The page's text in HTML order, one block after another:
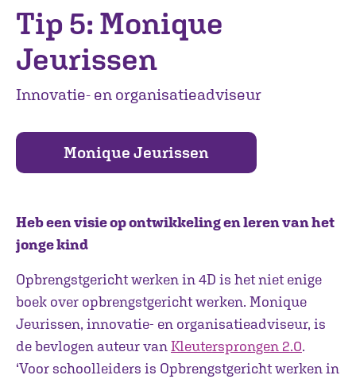
Tip 5: Monique
Jeurissen
Innovatie- en organisatieadviseur
Monique Jeurissen
Heb een visie op ontwikkeling en leren van het
jonge kind
Opbrengstgericht werken in 4D is het niet enige
boek over opbrengstgericht werken. Monique
Jeurissen, innovatie- en organisatieadviseur, is
de bevlogen auteur van Kleutersprongen 2.0.
‘Voor schoolleiders is Opbrengstgericht werken in